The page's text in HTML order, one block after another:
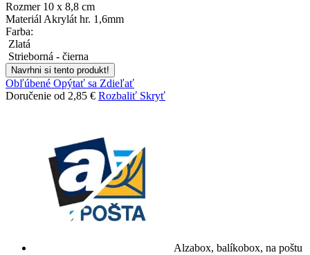
Rozmer 10 x 8,8 cm
MateriálAkrylát hr. 1,6mm
Farba:
Zlatá
Strieborná - čierna
Navrhni si tento produkt!
Obľúbené Opýtať sa Zdieľať
Doručenie od 2,85 € Rozbaliť Skryť
Alzabox, balíkobox, na poštu